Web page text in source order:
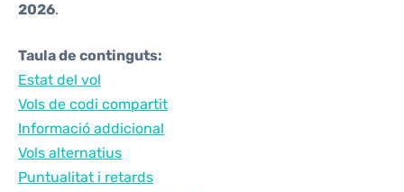
2026.
Taula de continguts:
Estat del vol
Vols de codi compartit
Informació addicional
Vols alternatius
Puntualitat i retards